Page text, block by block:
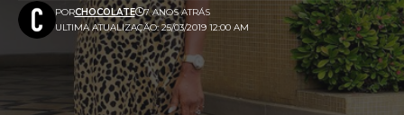
ULTIMA ATUALIZAÇÃO: 25/03/2019 12:00 AM
PORCHOCOLATE 7 ANOS ATRÁS